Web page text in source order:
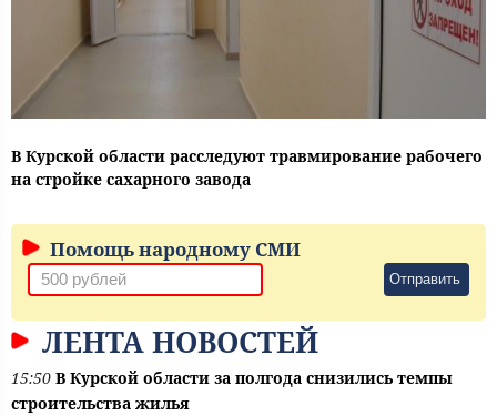
В Курской области расследуют травмирование рабочего
на стройке сахарного завода
Помощь народному СМИ
Отправить
ЛЕНТА НОВОСТЕЙ
15:50 В Курской области за полгода снизились темпы
строительства жилья